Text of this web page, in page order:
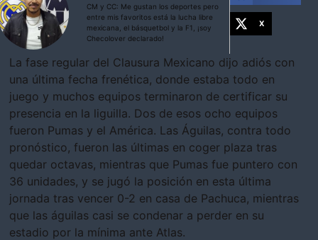
CM y CC: Me gustan los deportes pero
entre mis favoritos está la lucha libre
mexicana, el básquetbol y la F1, ¡soy
Checolover declarado!
X
La fase regular del Clausura Mexicano dijo adiós con
una última fecha frenética, donde estaba todo en
juego y muchos equipos terminaron de certificar su
presencia en la liguilla. Dos de esos ocho equipos
fueron Pumas y el América. Las Águilas, contra todo
pronóstico, fueron las últimas en coger plaza tras
quedar octavas, mientras que Pumas fue puntero con
36 unidades, y se jugó la posición en esta última
jornada tras vencer 0-2 en casa de Pachuca, mientras
que las águilas casi se condenar a perder en su
estadio por la mínima ante Atlas.